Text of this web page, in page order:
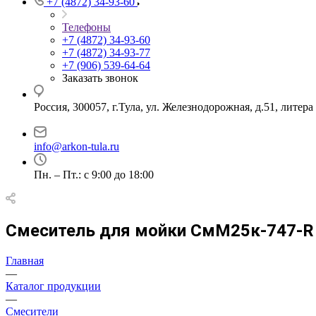
Телефоны
+7 (4872) 34-93-60
+7 (4872) 34-93-77
+7 (906) 539-64-64
Заказать звонок
Россия, 300057, г.Тула, ул. Железнодорожная, д.51,
info@arkon-tula.ru
Пн. – Пт.: с 9:00 до 18:00
Смеситель для мойки СмМ25к-747-R
Главная
—
Каталог продукции
—
Смесители